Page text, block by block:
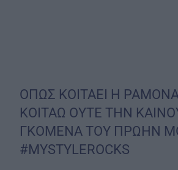
ΟΠΩΣ ΚΟΙΤΑΕΙ Η
ΚΟΙΤΑΩ ΟΥΤΕ ΤΗΝ
ΓΚΟΜΕΝΑ ΤΟΥ ΠΡΩΗΝ
#MYSTYLEROCKS